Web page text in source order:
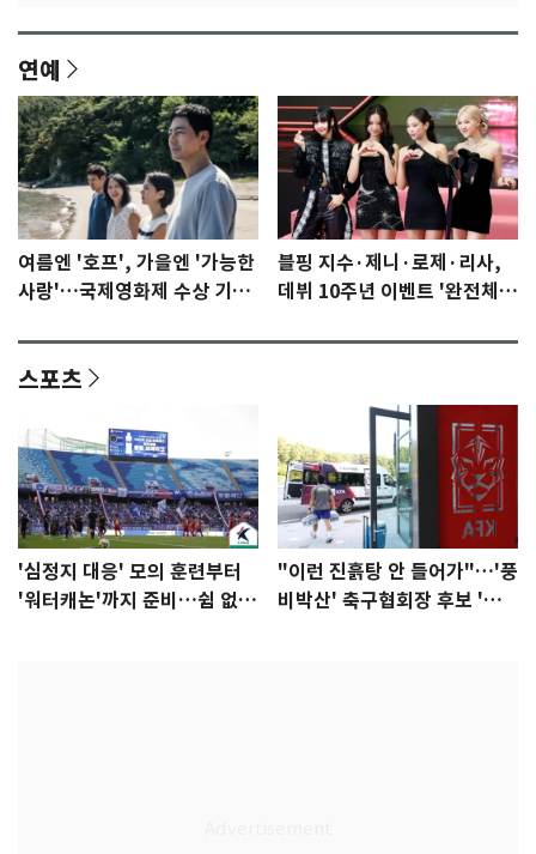
연예
여름엔 '호프', 가을엔 '가능한
사랑'…국제영화제 수상 기대
블핑 지수·제니·로제·리사,
데뷔 10주년 이벤트 '완전체'
스포츠
'심정지 대응' 모의 훈련부터
'워터캐논'까지 준비…쉼 없는
"이런 진흙탕 안 들어가"…'풍
비박산' 축구협회장 후보 '실